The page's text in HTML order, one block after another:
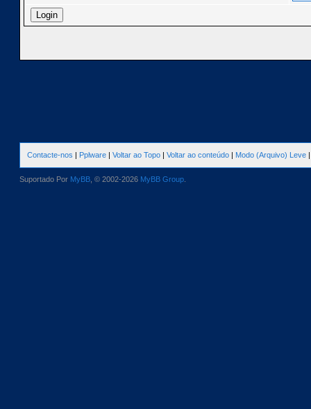
Contacte-nos | Pplware | Voltar ao Topo | Voltar ao conteúdo | Modo (Arquivo) Leve
Suportado Por MyBB , © 2002-2026 MyBB Group